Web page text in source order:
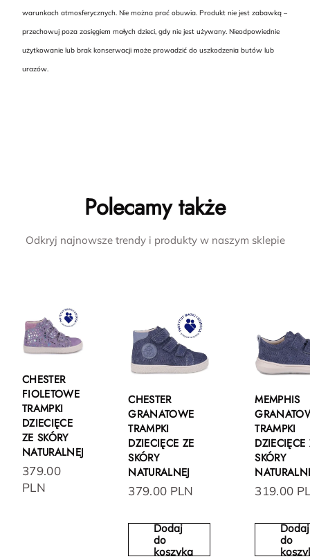
warunkach atmosferycznych. Nie można prać obuwia. Produkt nie jest zabawką –
przechowuj poza zasięgiem małych dzieci, gdy nie jest używany. Nieodpowiednie
użytkowanie lub brak konserwacji może prowadzić do uszkodzenia butów lub
urazów.
Polecamy także
Odkryj najnowsze trendy i produkty w naszym sklepie
CHESTER
FIOLETOWE
TRAMPKI
DZIECIĘCE
ZE SKÓRY
NATURALNEJ
379.00
PLN
CHESTER
GRANATOWE
TRAMPKI
DZIECIĘCE ZE
SKÓRY
NATURALNEJ
379.00 PLN
Dodaj
do
koszyka
MEMPHIS
TRAMPKI
DZIECIĘCE
SKÓRY
319.00
Dodaj
do